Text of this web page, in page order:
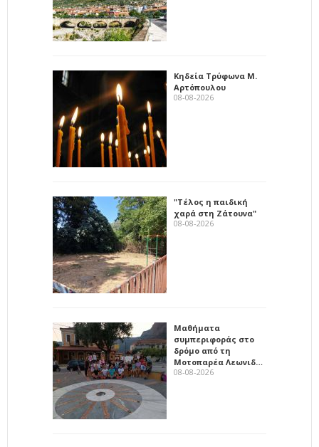
Κηδεία Τρύφωνα Μ.
Αρτόπουλου
08-08-2026
"Τέλος η παιδική
χαρά στη Ζάτουνα"
08-08-2026
Μαθήματα
συμπεριφοράς στο
δρόμο από τη
Μοτοπαρέα Λεωνιδ…
08-08-2026